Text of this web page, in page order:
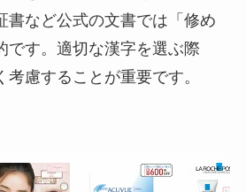
書など公式の文書では「修め
です。適切な漢字を選ぶ際
慮することが重要です。